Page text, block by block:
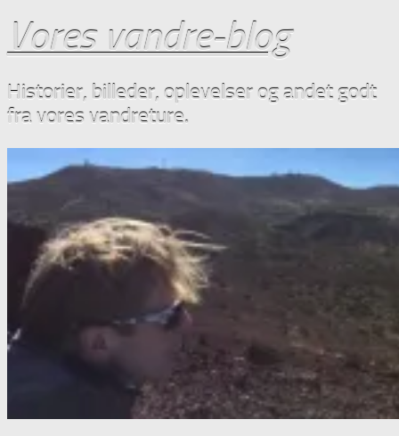
Vores vandre-blog
Historier, billeder, oplevelser og andet godt
fra vores vandreture.